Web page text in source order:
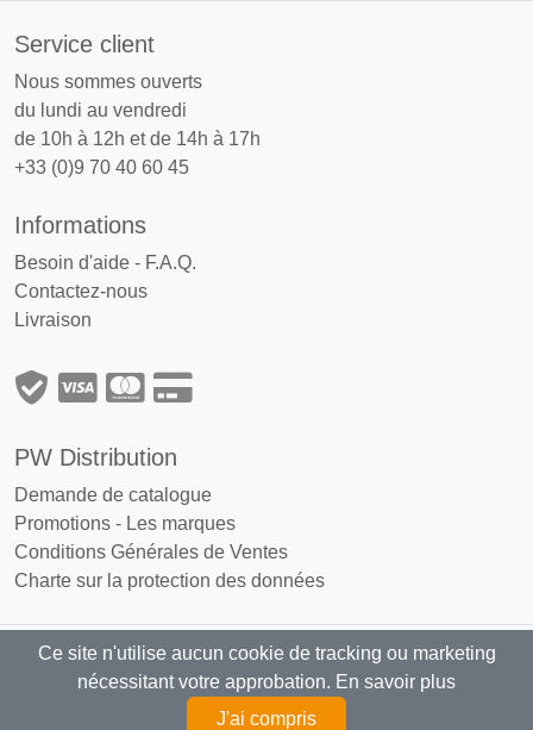
Service client
Nous sommes ouverts
du lundi au vendredi
de 10h à 12h et de 14h à 17h
+33 (0)9 70 40 60 45
Informations
Besoin d'aide - F.A.Q.
Contactez-nous
Livraison
PW Distribution
Demande de catalogue
Promotions - Les marques
Conditions Générales de Ventes
Charte sur la protection des données
PW Distribution : Grossiste, distributeur
articles fumeurs exclusivement réservé aux professionnels
Ce site n'utilise aucun cookie de tracking ou marketing
nécessitant votre approbation. En savoir plus
J'ai compris